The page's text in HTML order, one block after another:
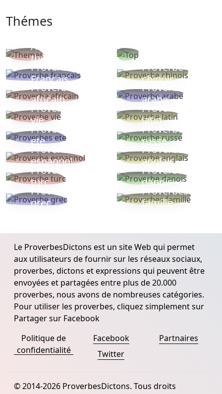
Thémes
Autres
thèmes
Proverbe
Français
Proverbe
chinois
Proverbe
africain
Proverbe
arabe
Proverbe
vie
Proverbe
latin
Proverbes
ete
Proverbe
russe
Proverbe
espagnol
Proverbe
anglais
Proverbe
turc
Proverbe
danois
Proverbe
grec
Proverbes
famille
Le ProverbesDictons est un site Web qui permet
aux utilisateurs de fournir sur les réseaux sociaux,
proverbes, dictons et expressions qui peuvent être
envoyées et partagées entre plus de 20.000
proverbes, nous avons de nombreuses catégories.
Pour utiliser les proverbes, cliquez simplement sur
Partager sur Facebook
Politique de
confidentialité
Facebook
Twitter
Partnaires
© 2014-2026 ProverbesDictons. Tous droits